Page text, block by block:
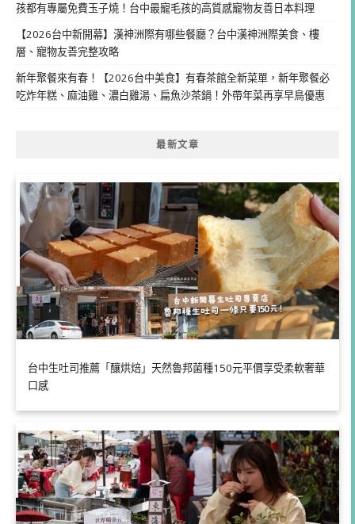
孩都有專屬免費玉子燒！台中最寵毛孩的高質感寵物友善日本料理
【2026台中新開幕】漢神洲際有哪些餐廳？台中漢神洲際美食、樓
層、寵物友善完整攻略
新年聚餐來有春！【2026台中美食】有春茶館全新菜單，新年聚餐必
吃炸年糕、麻油雞、濃白雞湯、扁魚沙茶鍋！外帶年菜再享早鳥優惠
最新文章
台中生吐司推薦「釀烘焙」天然魯邦菌種150元平價享受柔軟奢華
口感